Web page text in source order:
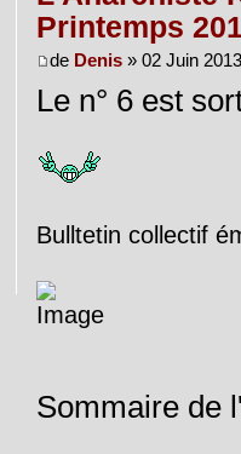
Printemps
de Denis» 02 Juin
Le n° 6 est
Bulltetin collectif
Sommaire de